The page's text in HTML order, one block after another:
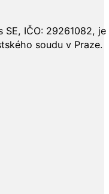
SE, IČO: 29261082,
soudu v Praze.